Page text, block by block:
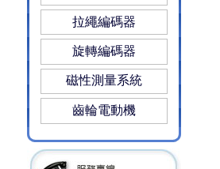
拉繩編碼器
旋轉編碼器
磁性測量系統
齒輪電動機